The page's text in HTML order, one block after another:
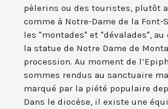
pèlerins ou des touristes, plutôt
comme à Notre-Dame de la Font-
les "montades" et "dévalades",
la statue de Notre Dame de
procession. Au moment de
sommes rendus au sanctuaire
marqué par la piété populaire
Dans le diocèse, il existe une